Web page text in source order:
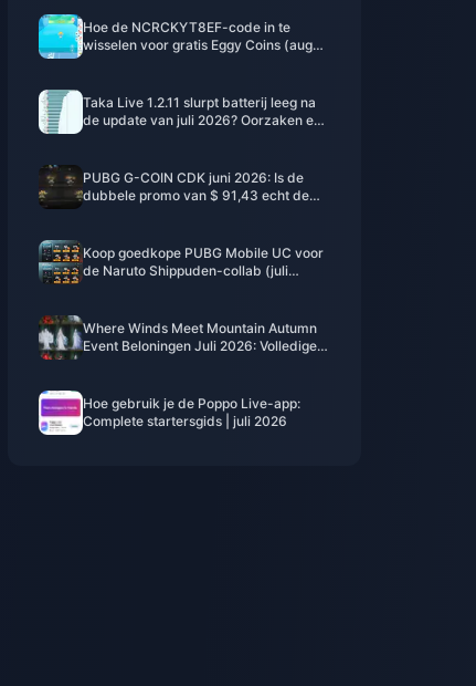
Hoe de NCRCKYT8EF-code in te
wisselen voor gratis Eggy Coins (aug
Taka Live 1.2.11 slurpt batterij leeg na
de update van juli 2026? Oorzaken en
PUBG G-COIN CDK juni 2026: Is de
dubbele promo van $ 91,43 echt de
Koop goedkope PUBG Mobile UC voor
de Naruto Shippuden-collab (juli
Where Winds Meet Mountain Autumn
Event Beloningen Juli 2026: Volledige
Hoe gebruik je de Poppo Live-app:
Complete startersgids | juli 2026